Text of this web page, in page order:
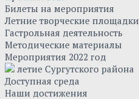
Билеты на мероприятия
Летние творческие площадки
Гастрольная деятельность
Методические материалы
Мероприятия 2022 год
летие Сургутского района
Доступная среда
Наши достижения